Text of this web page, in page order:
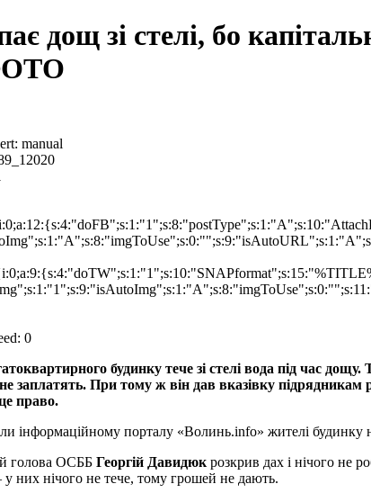
дощ зі стелі, бо
manual
0
будинку тече зі стелі вода під час
заплатять. При тому ж він дав вказівку
право.
інформаційному порталу «Волинь.info» жителі будинку
голова ОСББ Георгій Давидюк розкрив дах і нічого не
них нічого не тече, тому грошей не дають.